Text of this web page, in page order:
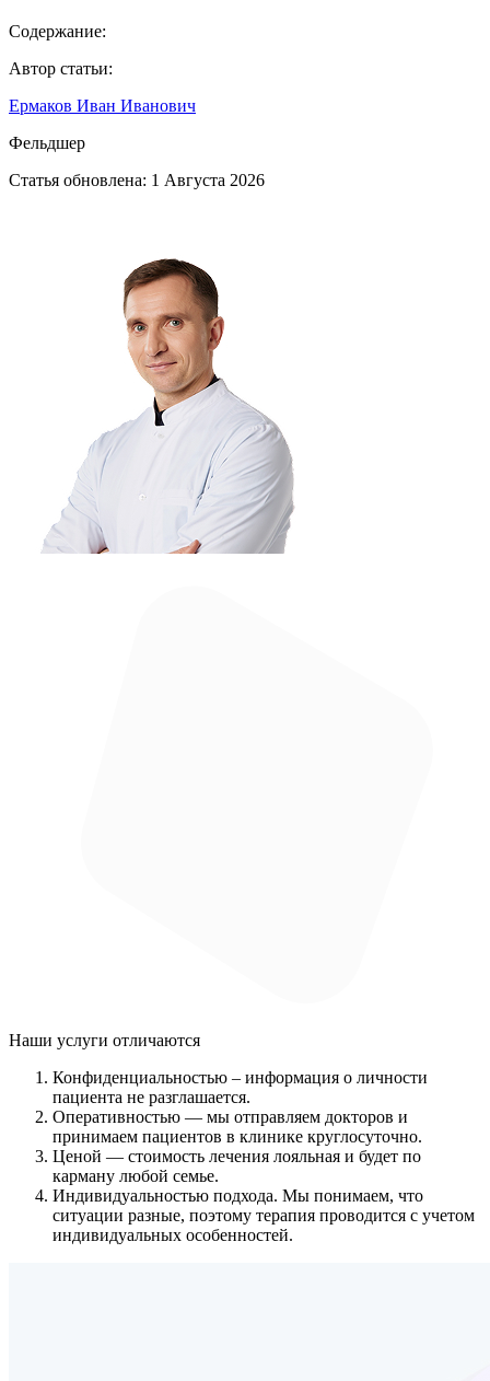
Содержание:
Автор статьи:
Ермаков Иван Иванович
Фельдшер
Статья обновлена: 1 Августа 2026
Наши услуги отличаются
Конфиденциальностью – информация о личности
пациента не разглашается.
Оперативностью — мы отправляем докторов и
принимаем пациентов в клинике круглосуточно.
Ценой — стоимость лечения лояльная и будет по
карману любой семье.
Индивидуальностью подхода. Мы понимаем, что
ситуации разные, поэтому терапия проводится с учетом
индивидуальных особенностей.